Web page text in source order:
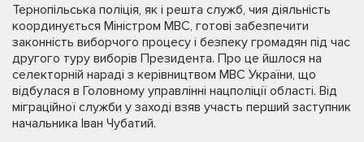
Тернопільська поліція, як і решта служб, чия діяльність
координується Міністром МВС, готові забезпечити
законність виборчого процесу і безпеку громадян під час
другого туру виборів Президента. Про це йшлося на
селекторній нараді з керівництвом МВС України, що
відбулася в Головному управлінні нацполіції області. Від
міграційної служби у заході взяв участь перший заступник
начальника Іван Чубатий.